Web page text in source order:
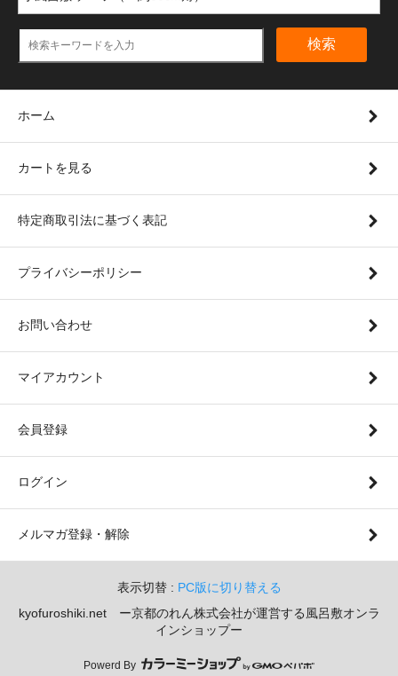
検索
ホーム
カートを見る
特定商取引法に基づく表記
プライバシーポリシー
お問い合わせ
マイアカウント
会員登録
ログイン
メルマガ登録・解除
表示切替 : PC版に切り替える
kyofuroshiki.net ー京都のれん株式会社が運営する風呂敷オンラ
インショップー
Powerd By